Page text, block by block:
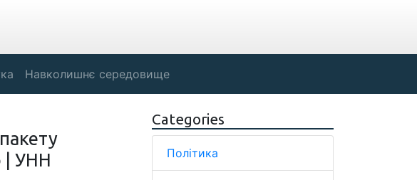
Навколишнє середовище
| УНН
Categories
Політика